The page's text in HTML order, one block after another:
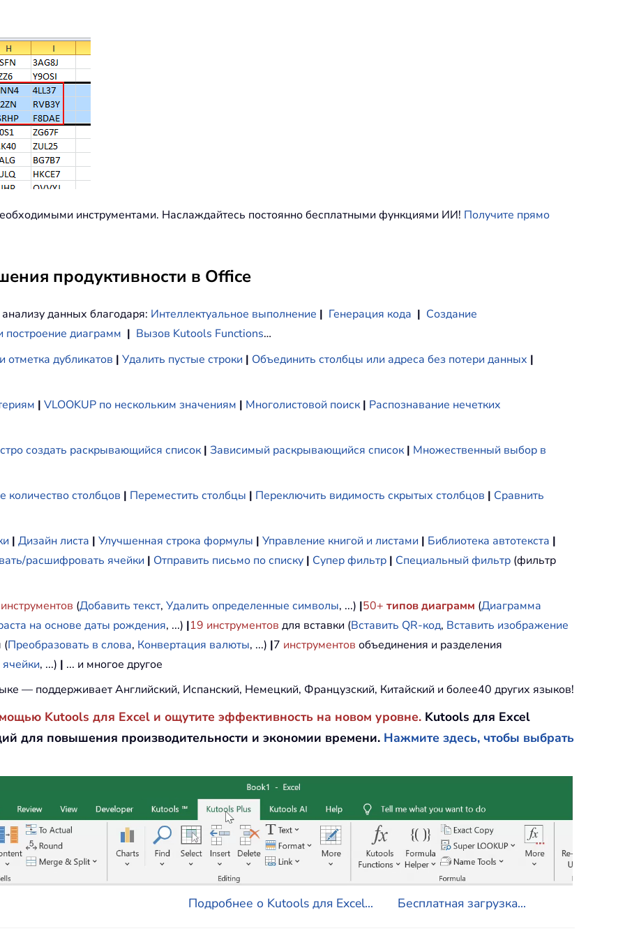
инструментами. Наслаждайтесь постоянно бесплатными функциями ИИ! Получите прямо
продуктивности в Office
данных благодаря: Интеллектуальное выполнение | Генерация кода | Создание
диаграмм | Вызов Kutools Functions…
дубликатов | Удалить пустые строки | Объединить столбцы или адреса без потери данных |
| VLOOKUP по нескольким значениям | Многолистовой поиск | Распознавание нечетких
создать раскрывающийся список | Зависимый раскрывающийся список | Множественный выбор в
количество столбцов | Переместить столбцы | Переключить видимость скрытых столбцов | Сравнить
| Дизайн листа | Улучшенная строка формулы | Управление книгой и листами | Библиотека автотекста |
расшифровать ячейки | Отправить письмо по списку | Супер фильтр | Специальный фильтр (фильтр
инструментов (Добавить текст, Удалить определенные символы, ...) |50+ типов диаграмм (Диаграмма
на основе даты рождения, ...) |19 инструментов для вставки (Вставить QR-код, Вставить изображение
(Преобразовать в слова, Конвертация валюты, ...) |7 инструментов объединения и разделения
, ...) | ... и многое другое
— поддерживает Английский, Испанский, Немецкий, Французский, Китайский и более40 других языков!
Kutools для Excel и ощутите эффективность на новом уровне. Kutools для Excel
для повышения производительности и экономии времени. Нажмите здесь, чтобы выбрать
Подробнее о Kutools для Excel... Бесплатная загрузка...